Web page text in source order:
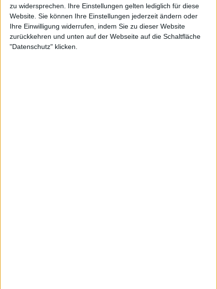
zu widersprechen. Ihre Einstellungen gelten lediglich für diese
Website. Sie können Ihre Einstellungen jederzeit ändern oder
Ihre Einwilligung widerrufen, indem Sie zu dieser Website
zurückkehren und unten auf der Webseite auf die Schaltfläche
"Datenschutz" klicken.